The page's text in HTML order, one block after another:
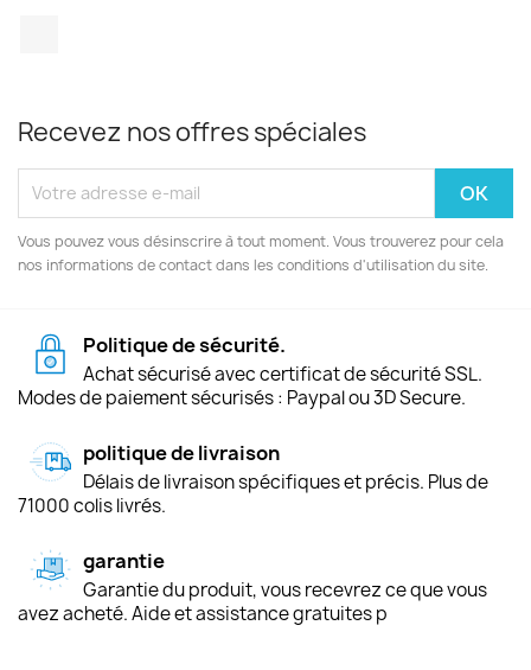
Recevez nos offres spéciales
Vous pouvez vous désinscrire à tout moment. Vous trouverez pour cela
nos informations de contact dans les conditions d'utilisation du site.
Politique de sécurité.
Achat sécurisé avec certificat de sécurité SSL.
Modes de paiement sécurisés : Paypal ou 3D Secure.
politique de livraison
Délais de livraison spécifiques et précis. Plus de
71000 colis livrés.
garantie
Garantie du produit, vous recevrez ce que vous
avez acheté. Aide et assistance gratuites p